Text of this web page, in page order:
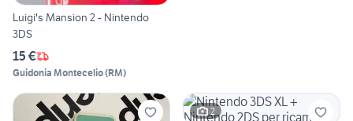
Luigi's Mansion 2 - Nintendo
3DS
15 €
Guidonia Montecelio(RM)
2